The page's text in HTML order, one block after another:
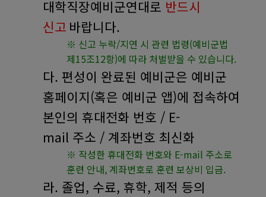
대학직장예비군연대로 반드시
신고 바랍니다.
※ 신고 누락/지연 시 관련 법령(예비군법
제15조12항)에 따라 처벌받을 수 있습니다.
다. 편성이 완료된 예비군은 예비군
홈페이지(혹은 예비군 앱)에 접속하여
본인의 휴대전화 번호 / E-
mail 주소 / 계좌번호 최신화
※ 작성한 휴대전화 번호와 E-mail 주소로
훈련 안내,계좌번호로 훈련 보상비 입금.
라. 졸업, 수료, 휴학, 제적 등의